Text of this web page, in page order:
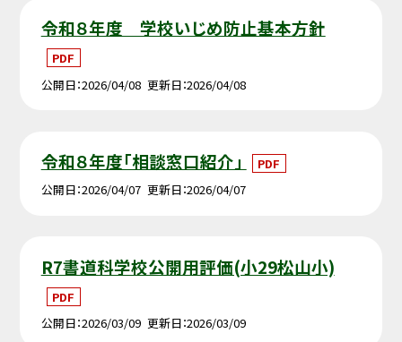
令和８年度 学校いじめ防止基本方針
PDF
公開日 2026/04/08 更新日 2026/04/08
令和８年度「相談窓口紹介」
PDF
公開日 2026/04/07 更新日 2026/04/07
R7書道科学校公開用評価(小29松山小)
PDF
公開日 2026/03/09 更新日 2026/03/09